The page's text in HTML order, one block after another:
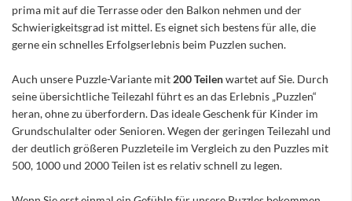
prima mit auf die Terrasse oder den Balkon nehmen und der
Schwierigkeitsgrad ist mittel. Es eignet sich bestens für alle, die
gerne ein schnelles Erfolgserlebnis beim Puzzlen suchen.
Auch unsere Puzzle-Variante mit 200 Teilenwartet auf Sie. Durch
seine übersichtliche Teilezahl führt es an das Erlebnis „Puzzlen“
heran, ohne zu überfordern. Das ideale Geschenk für Kinder im
Grundschulalter oder Senioren. Wegen der geringen Teilezahl und
der deutlich größeren Puzzleteile im Vergleich zu den Puzzles mit
500, 1000 und 2000 Teilen ist es relativ schnell zu legen.